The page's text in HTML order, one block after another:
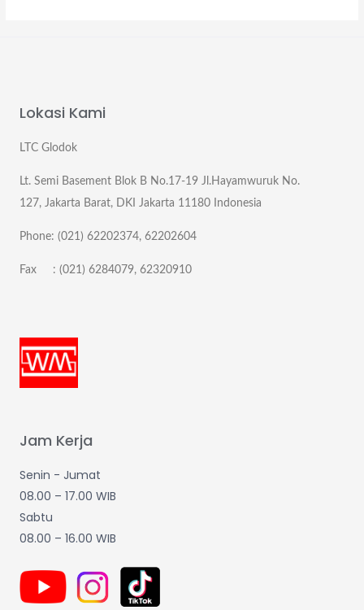
Lokasi Kami
LTC Glodok
Lt. Semi Basement Blok B No.17-19 Jl.Hayamwuruk No.
127, Jakarta Barat, DKI Jakarta 11180 Indonesia
Phone: (021) 62202374, 62202604
Fax : (021) 6284079, 62320910
Jam Kerja
Senin - Jumat
08.00 – 17.00 WIB
Sabtu
08.00 – 16.00 WIB